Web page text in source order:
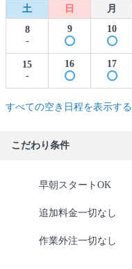
土 日 月
8
-
9 10
15
-
16 17
すべての空き日程を表示する
こだわり条件
早朝スタートOK
追加料金一切なし
作業外注一切なし